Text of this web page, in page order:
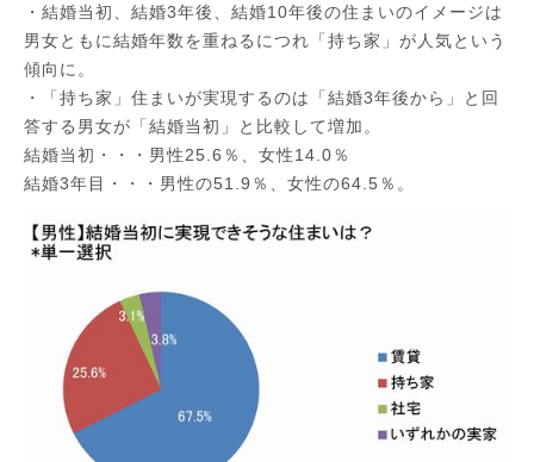
・結婚当初、結婚3年後、結婚10年後の住まいのイメージは
男女ともに結婚年数を重ねるにつれ「持ち家」が人気という
傾向に。
・「持ち家」住まいが実現するのは「結婚3年後から」と回
答する男女が「結婚当初」と比較して増加。
結婚当初・・・男性25.6％、女性14.0％
結婚3年目・・・男性の51.9％、女性の64.5％。